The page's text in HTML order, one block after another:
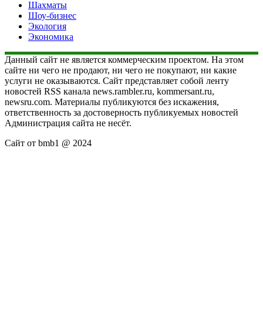
Шахматы
Шоу-бизнес
Экология
Экономика
Данный сайт не является коммерческим проектом. На этом
сайте ни чего не продают, ни чего не покупают, ни какие
услуги не оказываются. Сайт представляет собой ленту
новостей RSS канала news.rambler.ru, kommersant.ru,
newsru.com. Материалы публикуются без искажения,
ответственность за достоверность публикуемых новостей
Администрация сайта не несёт.
Сайт от bmb1 @ 2024